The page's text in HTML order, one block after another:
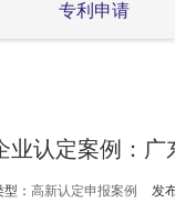
专利申请
业认定案例：
型： 高新认定申报案例 发